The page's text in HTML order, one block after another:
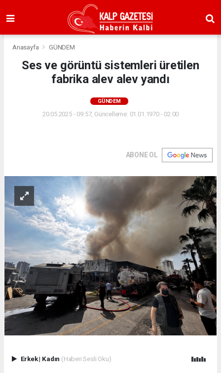
Anasayfa GÜNDEM
Ses ve görüntü sistemleri üretilen
fabrika alev alev yandı
GÜNDEM
20.05.2025 - 09:57, Güncelleme: 01.01.1970 - 02:00
ABONE OL
Erkek| Kadın (Haberi Sesli Oku)